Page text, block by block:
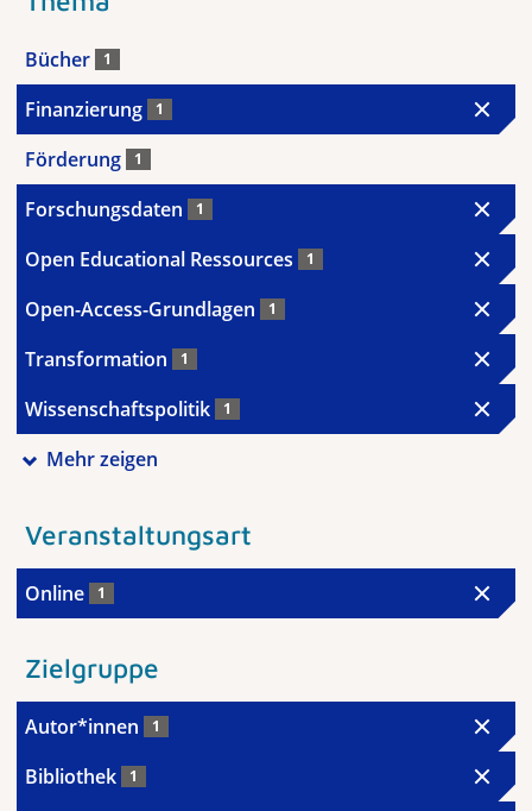
Bücher 1
Finanzierung 1
Förderung 1
Forschungsdaten 1
Open Educational Ressources 1
Open-Access-Grundlagen 1
Transformation 1
Wissenschaftspolitik 1
Mehr zeigen
Veranstaltungsart
Online 1
Zielgruppe
Autor*innen 1
Bibliothek 1